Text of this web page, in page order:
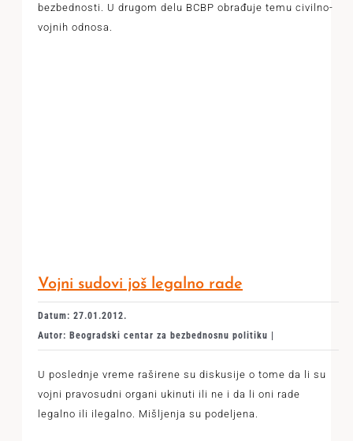
bezbednosti. U drugom delu BCBP obrađuje temu civilno-
vojnih odnosa.
Vojni sudovi još legalno rade
Datum: 27.01.2012.
Autor: Beogradski centar za bezbednosnu politiku |
U poslednje vreme raširene su diskusije o tome da li su
vojni pravosudni organi ukinuti ili ne i da li oni rade
legalno ili ilegalno. Mišljenja su podeljena.